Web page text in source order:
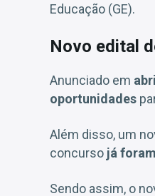
Educação (GE).
Novo edital
Anunciado em
oportunidades
Além disso, um
concurso já
Sendo assim, o